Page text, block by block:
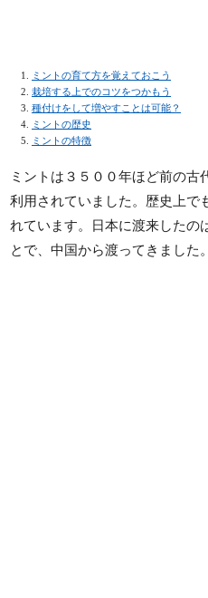
ミントの育て方を覚えておこう
栽培する上でのコツをつかもう
種付けをして増やすことは可能？
ミントの歴史
ミントの特徴
ミントは３５００年ほど前の古
利用されていました。歴史上で
れています。日本に渡来したの
とで、中国から渡ってきました。